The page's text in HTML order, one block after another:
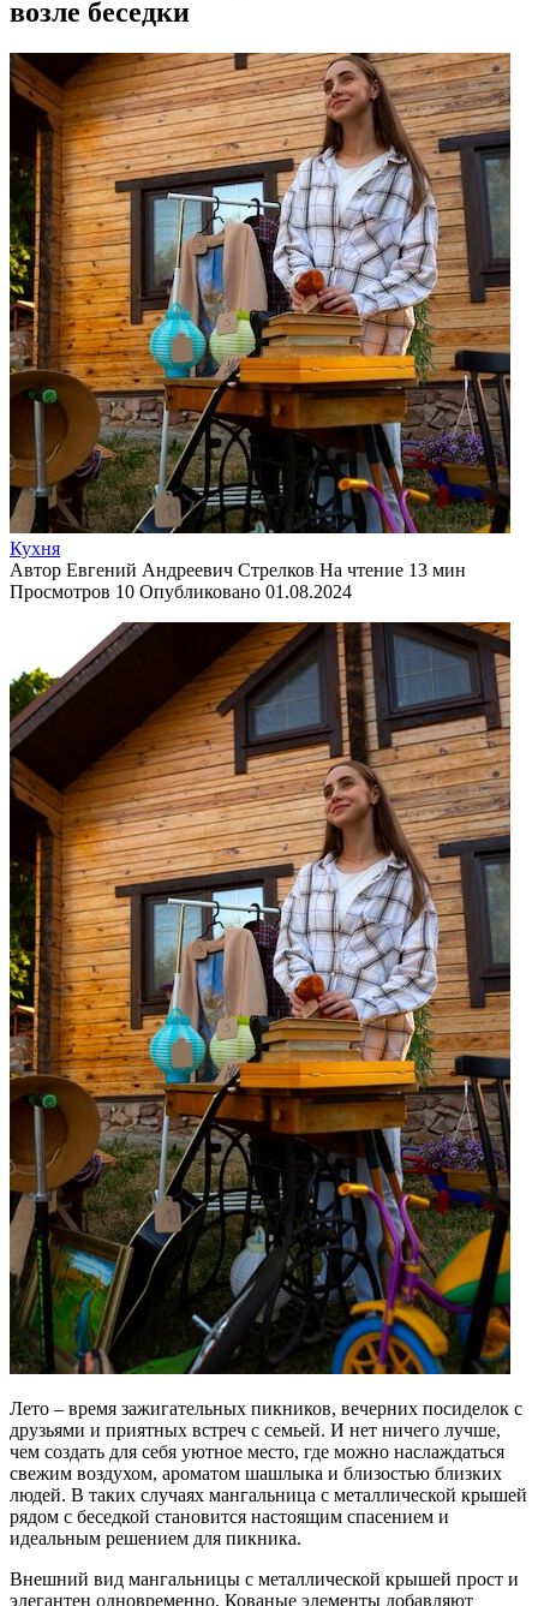
возле беседки
Кухня
Автор Евгений Андреевич Стрелков На чтение 13 мин
Просмотров 10 Опубликовано 01.08.2024
Лето – время зажигательных пикников, вечерних посиделок с
друзьями и приятных встреч с семьей. И нет ничего лучше,
чем создать для себя уютное место, где можно наслаждаться
свежим воздухом, ароматом шашлыка и близостью близких
людей. В таких случаях мангальница с металлической крышей
рядом с беседкой становится настоящим спасением и
идеальным решением для пикника.
Внешний вид мангальницы с металлической крышей прост и
элегантен одновременно. Кованые элементы добавляют